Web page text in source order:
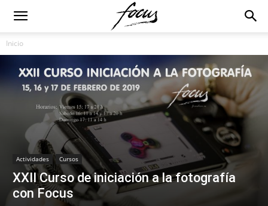
Inicio
Actividades Cursos
XXII Curso de iniciación a la fotografía
con Focus